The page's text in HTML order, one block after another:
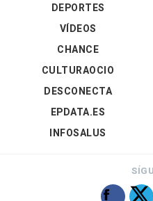
DEPORTES
VÍDEOS
CHANCE
CULTURAOCIO
DESCONECTA
EPDATA.ES
INFOSALUS